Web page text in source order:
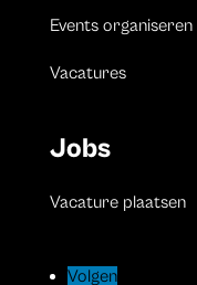
Events organiseren
Vacatures
Jobs
Vacature plaatsen
VolgenVolgen